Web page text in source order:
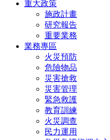
重大政策
施政計畫
研究報告
重要業務
業務專區
火災預防
危險物品
災害搶救
災害管理
緊急救護
教育訓練
火災調查
民力運用